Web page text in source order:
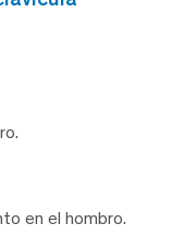
en el hombro.